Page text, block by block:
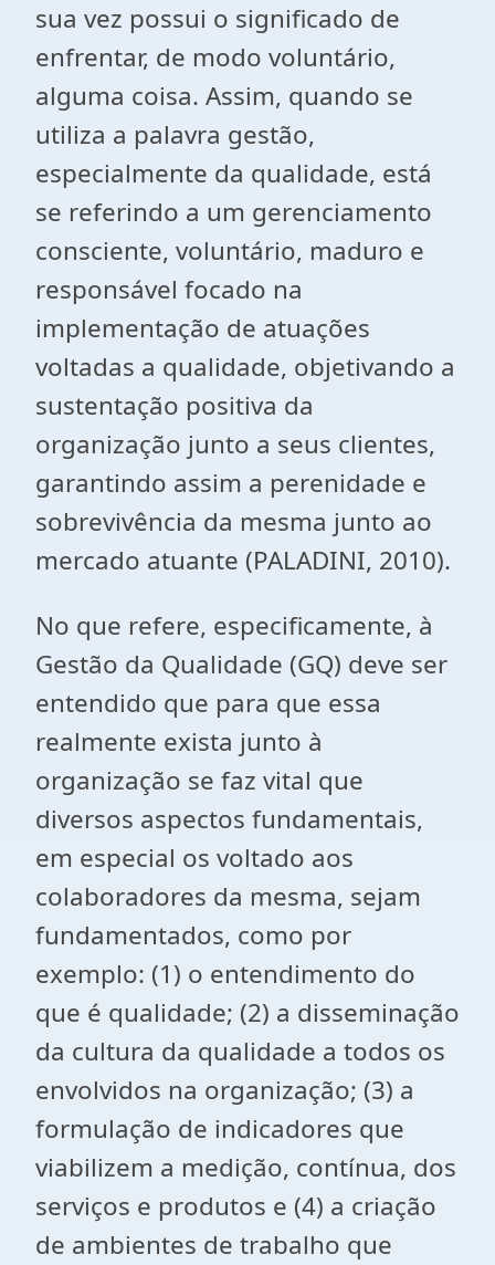
sua vez possui o significado de
enfrentar, de modo voluntário,
alguma coisa. Assim, quando se
utiliza a palavra gestão,
especialmente da qualidade, está
se referindo a um gerenciamento
consciente, voluntário, maduro e
responsável focado na
implementação de atuações
voltadas a qualidade, objetivando a
sustentação positiva da
organização junto a seus clientes,
garantindo assim a perenidade e
sobrevivência da mesma junto ao
mercado atuante (PALADINI, 2010).
No que refere, especificamente, à
Gestão da Qualidade (GQ) deve ser
entendido que para que essa
realmente exista junto à
organização se faz vital que
diversos aspectos fundamentais,
em especial os voltado aos
colaboradores da mesma, sejam
fundamentados, como por
exemplo: (1) o entendimento do
que é qualidade; (2) a disseminação
da cultura da qualidade a todos os
envolvidos na organização; (3) a
formulação de indicadores que
viabilizem a medição, contínua, dos
serviços e produtos e (4) a criação
de ambientes de trabalho que